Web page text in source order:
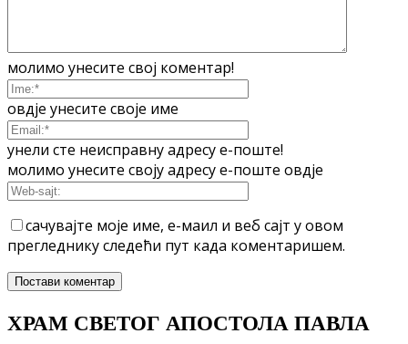
молимо унесите свој коментар!
овдје унесите своје име
унели сте неисправну адресу е-поште!
молимо унесите своју адресу е-поште овдје
сачувајте моје име, е-маил и веб сајт у овом
прегледнику следећи пут када коментаришем.
ХРАМ СВЕТОГ АПОСТОЛА ПАВЛА